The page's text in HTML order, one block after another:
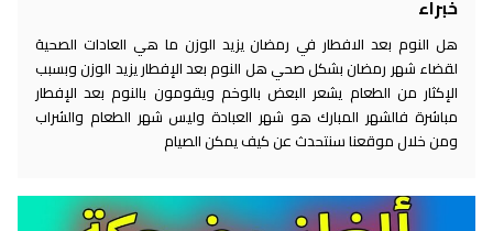
النوم بعد الافطار في رمضان يزيد الوزن ما هي العادات الصحية
شهر رمضان بشكل صحي هل النوم بعد الإفطار يزيد الوزن وبسبب
من الطعام يشعر البعض بالوخم ويقومون بالنوم بعد الإفطار
فالشهر المبارك هو شهر العبادة وليس شهر الطعام والشراب
خلال موقعنا سنتحدث عن كيف يمكن الصيام